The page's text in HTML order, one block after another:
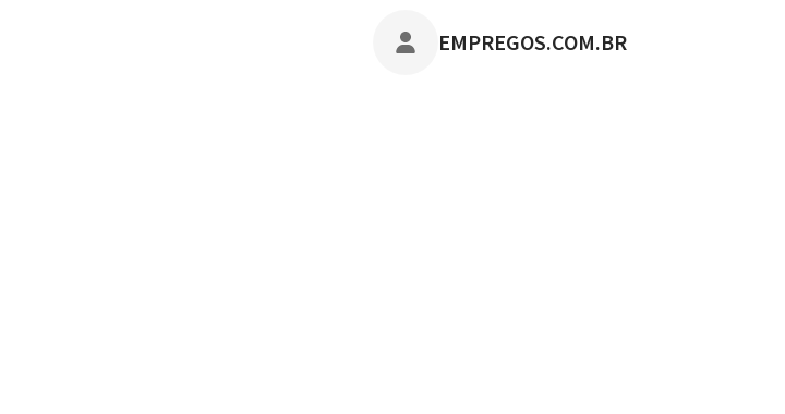
POSTADO POR
EMPREGOS.COM.BR